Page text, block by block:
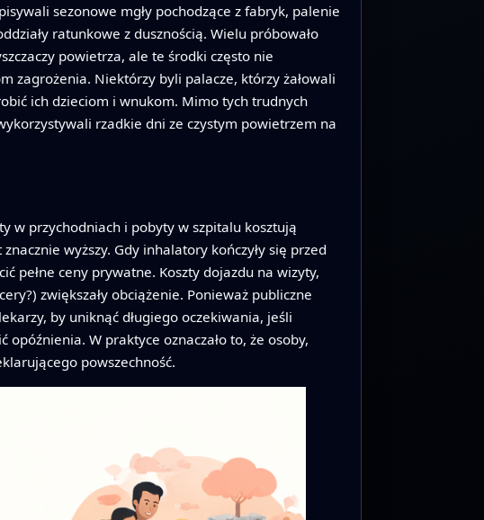
sezonowe mgły pochodzące z fabryk, palenie
ratunkowe z dusznością. Wielu próbowało
powietrza, ale te środki często nie
zagrożenia. Niektórzy byli palacze, którzy żałowali
ich dzieciom i wnukom. Mimo tych trudnych
rzadkie dni ze czystym powietrzem na
w przychodniach i pobyty w szpitalu kosztują
wyższy. Gdy inhalatory kończyły się przed
pełne ceny prywatne. Koszty dojazdu na wizyty,
zwiększały obciążenie. Ponieważ publiczne
by uniknąć długiego oczekiwania, jeśli
W praktyce oznaczało to, że osoby,
powszechność.